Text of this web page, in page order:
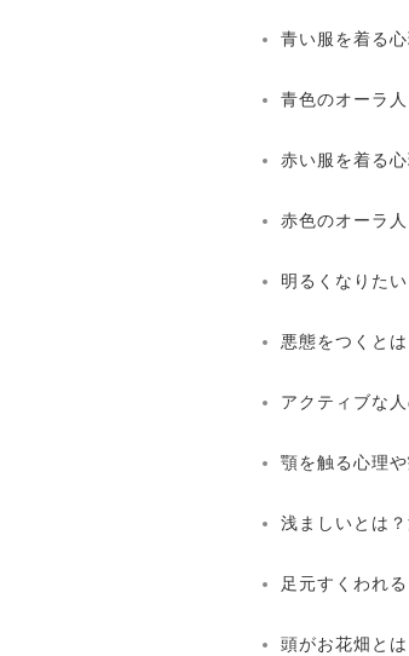
青い服を着る
青色のオーラ
赤い服を着る
赤色のオーラ
明るくなりた
悪態をつくと
アクティブな
顎を触る心理
浅ましいとは
足元すくわれ
頭がお花畑と